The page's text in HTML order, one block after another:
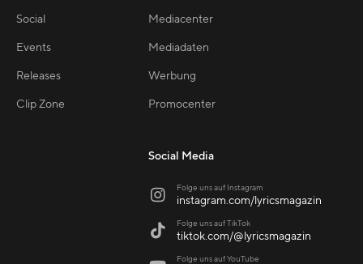
Social
Events
Releases
Clip Zone
Mediacenter
Mediadaten
Werbung
Promocenter
Social Media
 Folge uns auf Instagram
instagram.com/lyricsmagazin
 Folge uns auf TikTok
tiktok.com/@lyricsmagazin
Folge uns auf YouTube